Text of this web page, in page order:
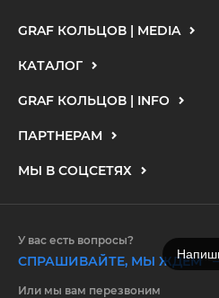
GRAF КОЛЬЦОВ | MEDIA
КАТАЛОГ
GRAF КОЛЬЦОВ | INFO
ПАРТНЕРАМ
МЫ В СОЦСЕТЯХ
У вас есть вопросы?
СПРАШИВАЙТЕ, МЫ ЖДЕМ
Или мы вам перезвоним